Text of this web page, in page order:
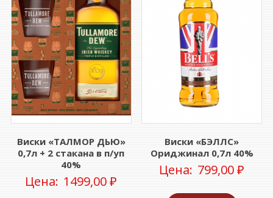
Виски «ТАЛМОР ДЬЮ»
0,7л + 2 стакана в п/уп
40%
Цена: 1499,00₽
Виски «БЭЛЛС»
Ориджинал 0,7л 40%
Цена: 799,00₽